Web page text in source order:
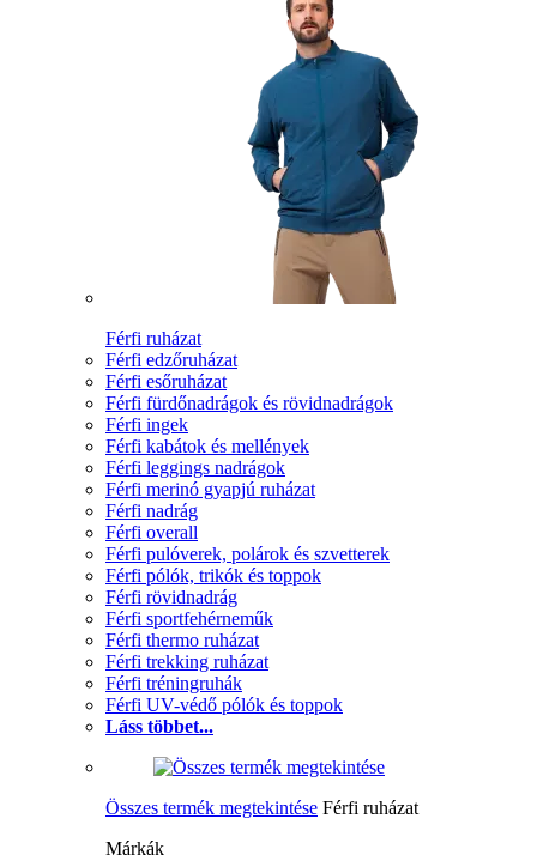
Férfi ruházat
Férfi edzőruházat
Férfi esőruházat
Férfi fürdőnadrágok és rövidnadrágok
Férfi ingek
Férfi kabátok és mellények
Férfi leggings nadrágok
Férfi merinó gyapjú ruházat
Férfi nadrág
Férfi overall
Férfi pulóverek, polárok és szvetterek
Férfi pólók, trikók és toppok
Férfi rövidnadrág
Férfi sportfehérneműk
Férfi thermo ruházat
Férfi trekking ruházat
Férfi tréningruhák
Férfi UV-védő pólók és toppok
Láss többet...
Összes termék megtekintése Férfi ruházat
Márkák